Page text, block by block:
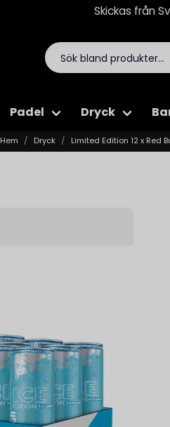
Skickas från
Padel Dryck
Hem Dryck Limited Edition 12 x Red